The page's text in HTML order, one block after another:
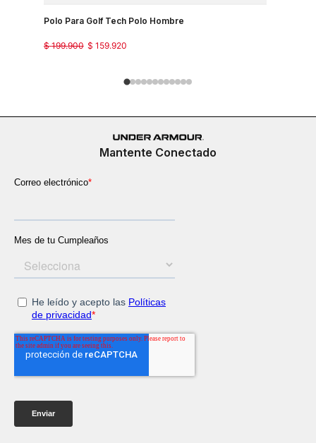
Polo Para Golf Tech Polo Hombre
$ 159.920
$ 199.900
Mantente Conectado